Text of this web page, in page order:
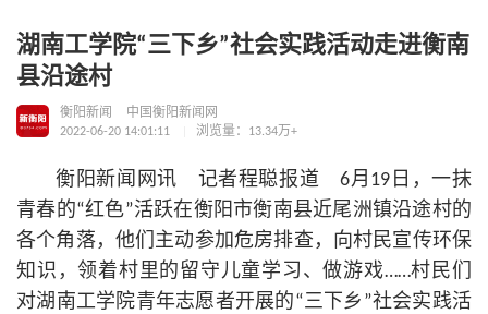
湖南工学院“三下乡”社会实践活动走进衡南
县沿途村
衡阳新闻
中国衡阳新闻网
2022-06-20 14:01:11
浏览量：13.34万+
衡阳新闻网讯 记者程聪报道 6月19日，一抹
青春的“红色”活跃在衡阳市衡南县近尾洲镇沿途村的
各个角落，他们主动参加危房排查，向村民宣传环保
知识，领着村里的留守儿童学习、做游戏……村民们
对湖南工学院青年志愿者开展的“三下乡”社会实践活